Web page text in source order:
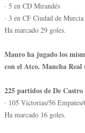
· 5 en CD Mirandés
· 3 en CF Ciudad de Murcia
Ha marcado 29 goles.
Mauro ha jugado los
con el Atco. Mancha Real
225 partidos de De Castro
· 105 Victorias/56
Ha marcado 16 goles.